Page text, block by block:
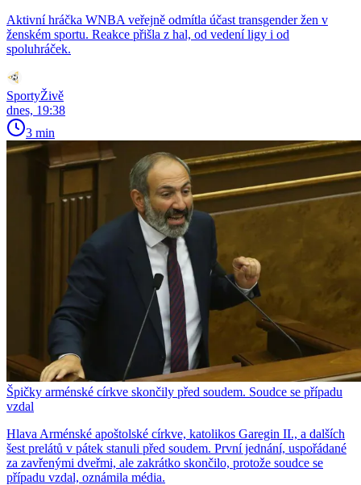
Aktivní hráčka WNBA veřejně odmítla účast transgender žen v
ženském sportu. Reakce přišla z hal, od vedení ligy i od
spoluhráček.
SportyŽivě
dnes, 19:38
3 min
Špičky arménské církve skončily před soudem. Soudce se případu
vzdal
Hlava Arménské apoštolské církve, katolikos Garegin II., a dalších
šest prelátů v pátek stanuli před soudem. První jednání, uspořádané
za zavřenými dveřmi, ale zakrátko skončilo, protože soudce se
případu vzdal, oznámila média.